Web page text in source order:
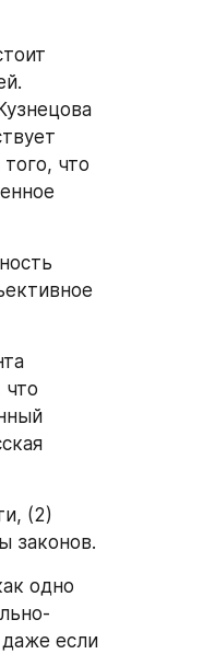
что
что
(2)
законов.
одно
даже если